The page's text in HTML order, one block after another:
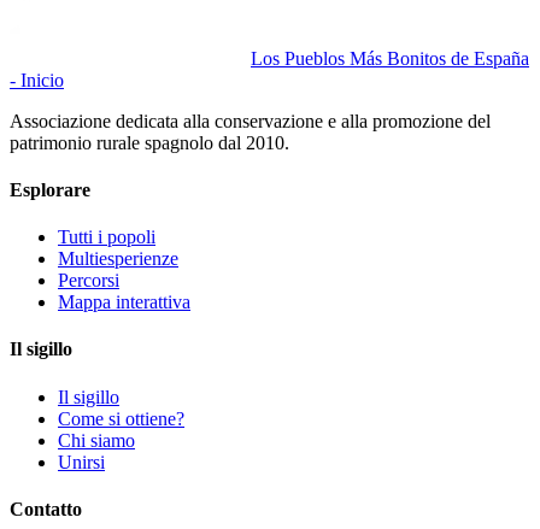
Los Pueblos Más Bonitos de España
- Inicio
Associazione dedicata alla conservazione e alla promozione del
patrimonio rurale spagnolo dal 2010.
Esplorare
Tutti i popoli
Multiesperienze
Percorsi
Mappa interattiva
Il sigillo
Il sigillo
Come si ottiene?
Chi siamo
Unirsi
Contatto